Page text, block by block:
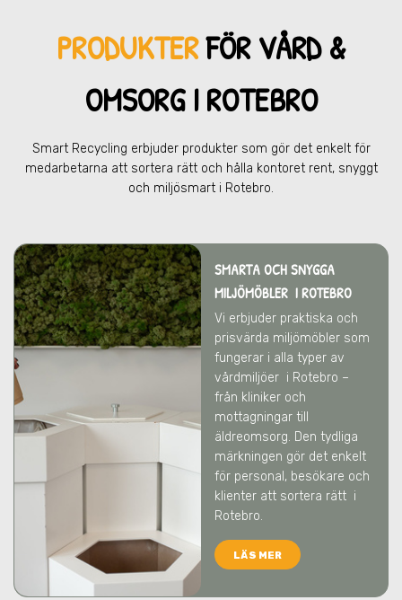
PRODUKTERFÖR VÅRD &
OMSORG I ROTEBRO
Smart Recycling erbjuder produkter som gör det enkelt för
medarbetarna att sortera rätt och hålla kontoret rent, snyggt
och miljösmart i Rotebro.
SMARTA OCH SNYGGA
MILJÖMÖBLER I ROTEBRO
Vi erbjuder praktiska och
prisvärda miljömöbler som
fungerar i alla typer av
vårdmiljöer i Rotebro –
från kliniker och
mottagningar till
äldreomsorg. Den tydliga
märkningen gör det enkelt
för personal, besökare och
klienter att sortera rätt i
Rotebro.
LÄS MER